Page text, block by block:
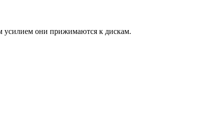
усилием они прижимаются к дискам.